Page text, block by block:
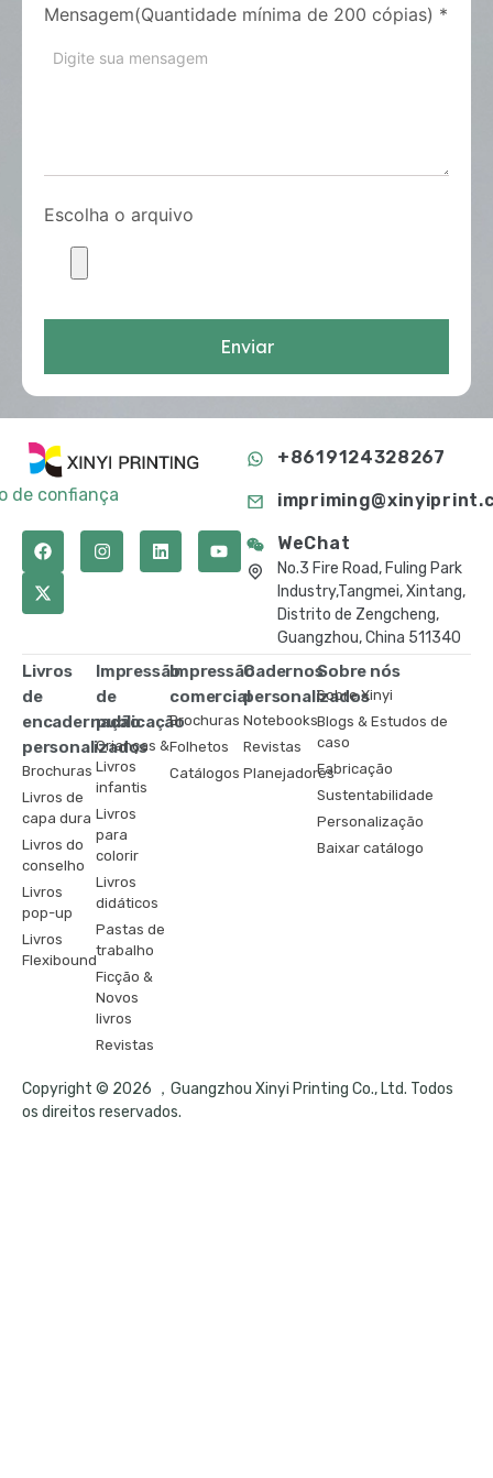
Mensagem(Quantidade mínima de 200 cópias) *
Escolha o arquivo
Enviar
de confiança
+8619124328267
WeChat
No.3 Fire Road, Fuling Park
Industry,Tangmei, Xintang,
Distrito de Zengcheng,
Guangzhou, China 511340
Livros
de
encadernação
personalizados
Brochuras
Livros de
capa dura
Livros do
conselho
Livros
pop-up
Livros
Flexibound
Impressão
de
publicação
Crianças &
Livros
infantis
Livros
para
colorir
Livros
didáticos
Pastas de
trabalho
Ficção &
Novos
livros
Revistas
Impressão
comercial
Brochuras
Folhetos
Catálogos
Cadernos
personalizados
Notebooks
Revistas
Planejadores
Sobre nós
Sobre Xinyi
Blogs & Estudos de
caso
Fabricação
Sustentabilidade
Personalização
Baixar catálogo
Copyright © 2026 ，Guangzhou Xinyi Printing Co., Ltd. Todos
os direitos reservados.